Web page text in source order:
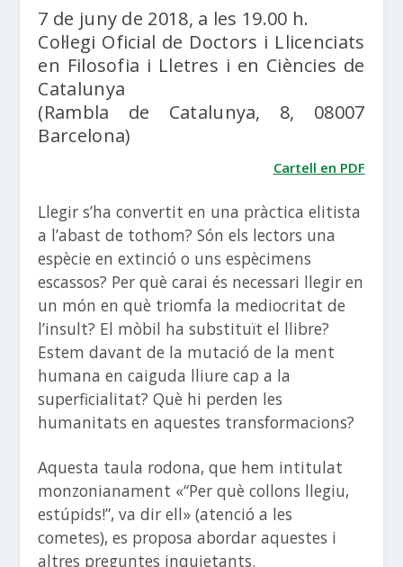
7 de juny de 2018, a les 19.00 h.
Col·legi Oficial de Doctors i Llicenciats
en Filosofia i Lletres i en Ciències de
Catalunya
(Rambla de Catalunya, 8, 08007
Barcelona)
Cartell en PDF
Llegir s’ha convertit en una pràctica elitista
a l’abast de tothom? Són els lectors una
espècie en extinció o uns espècimens
escassos? Per què carai és necessari llegir en
un món en què triomfa la mediocritat de
l’insult? El mòbil ha substituït el llibre?
Estem davant de la mutació de la ment
humana en caiguda lliure cap a la
superficialitat? Què hi perden les
humanitats en aquestes transformacions?
Aquesta taula rodona, que hem intitulat
monzonianament «“Per què collons llegiu,
estúpids!”, va dir ell» (atenció a les
cometes), es proposa abordar aquestes i
altres preguntes inquietants.